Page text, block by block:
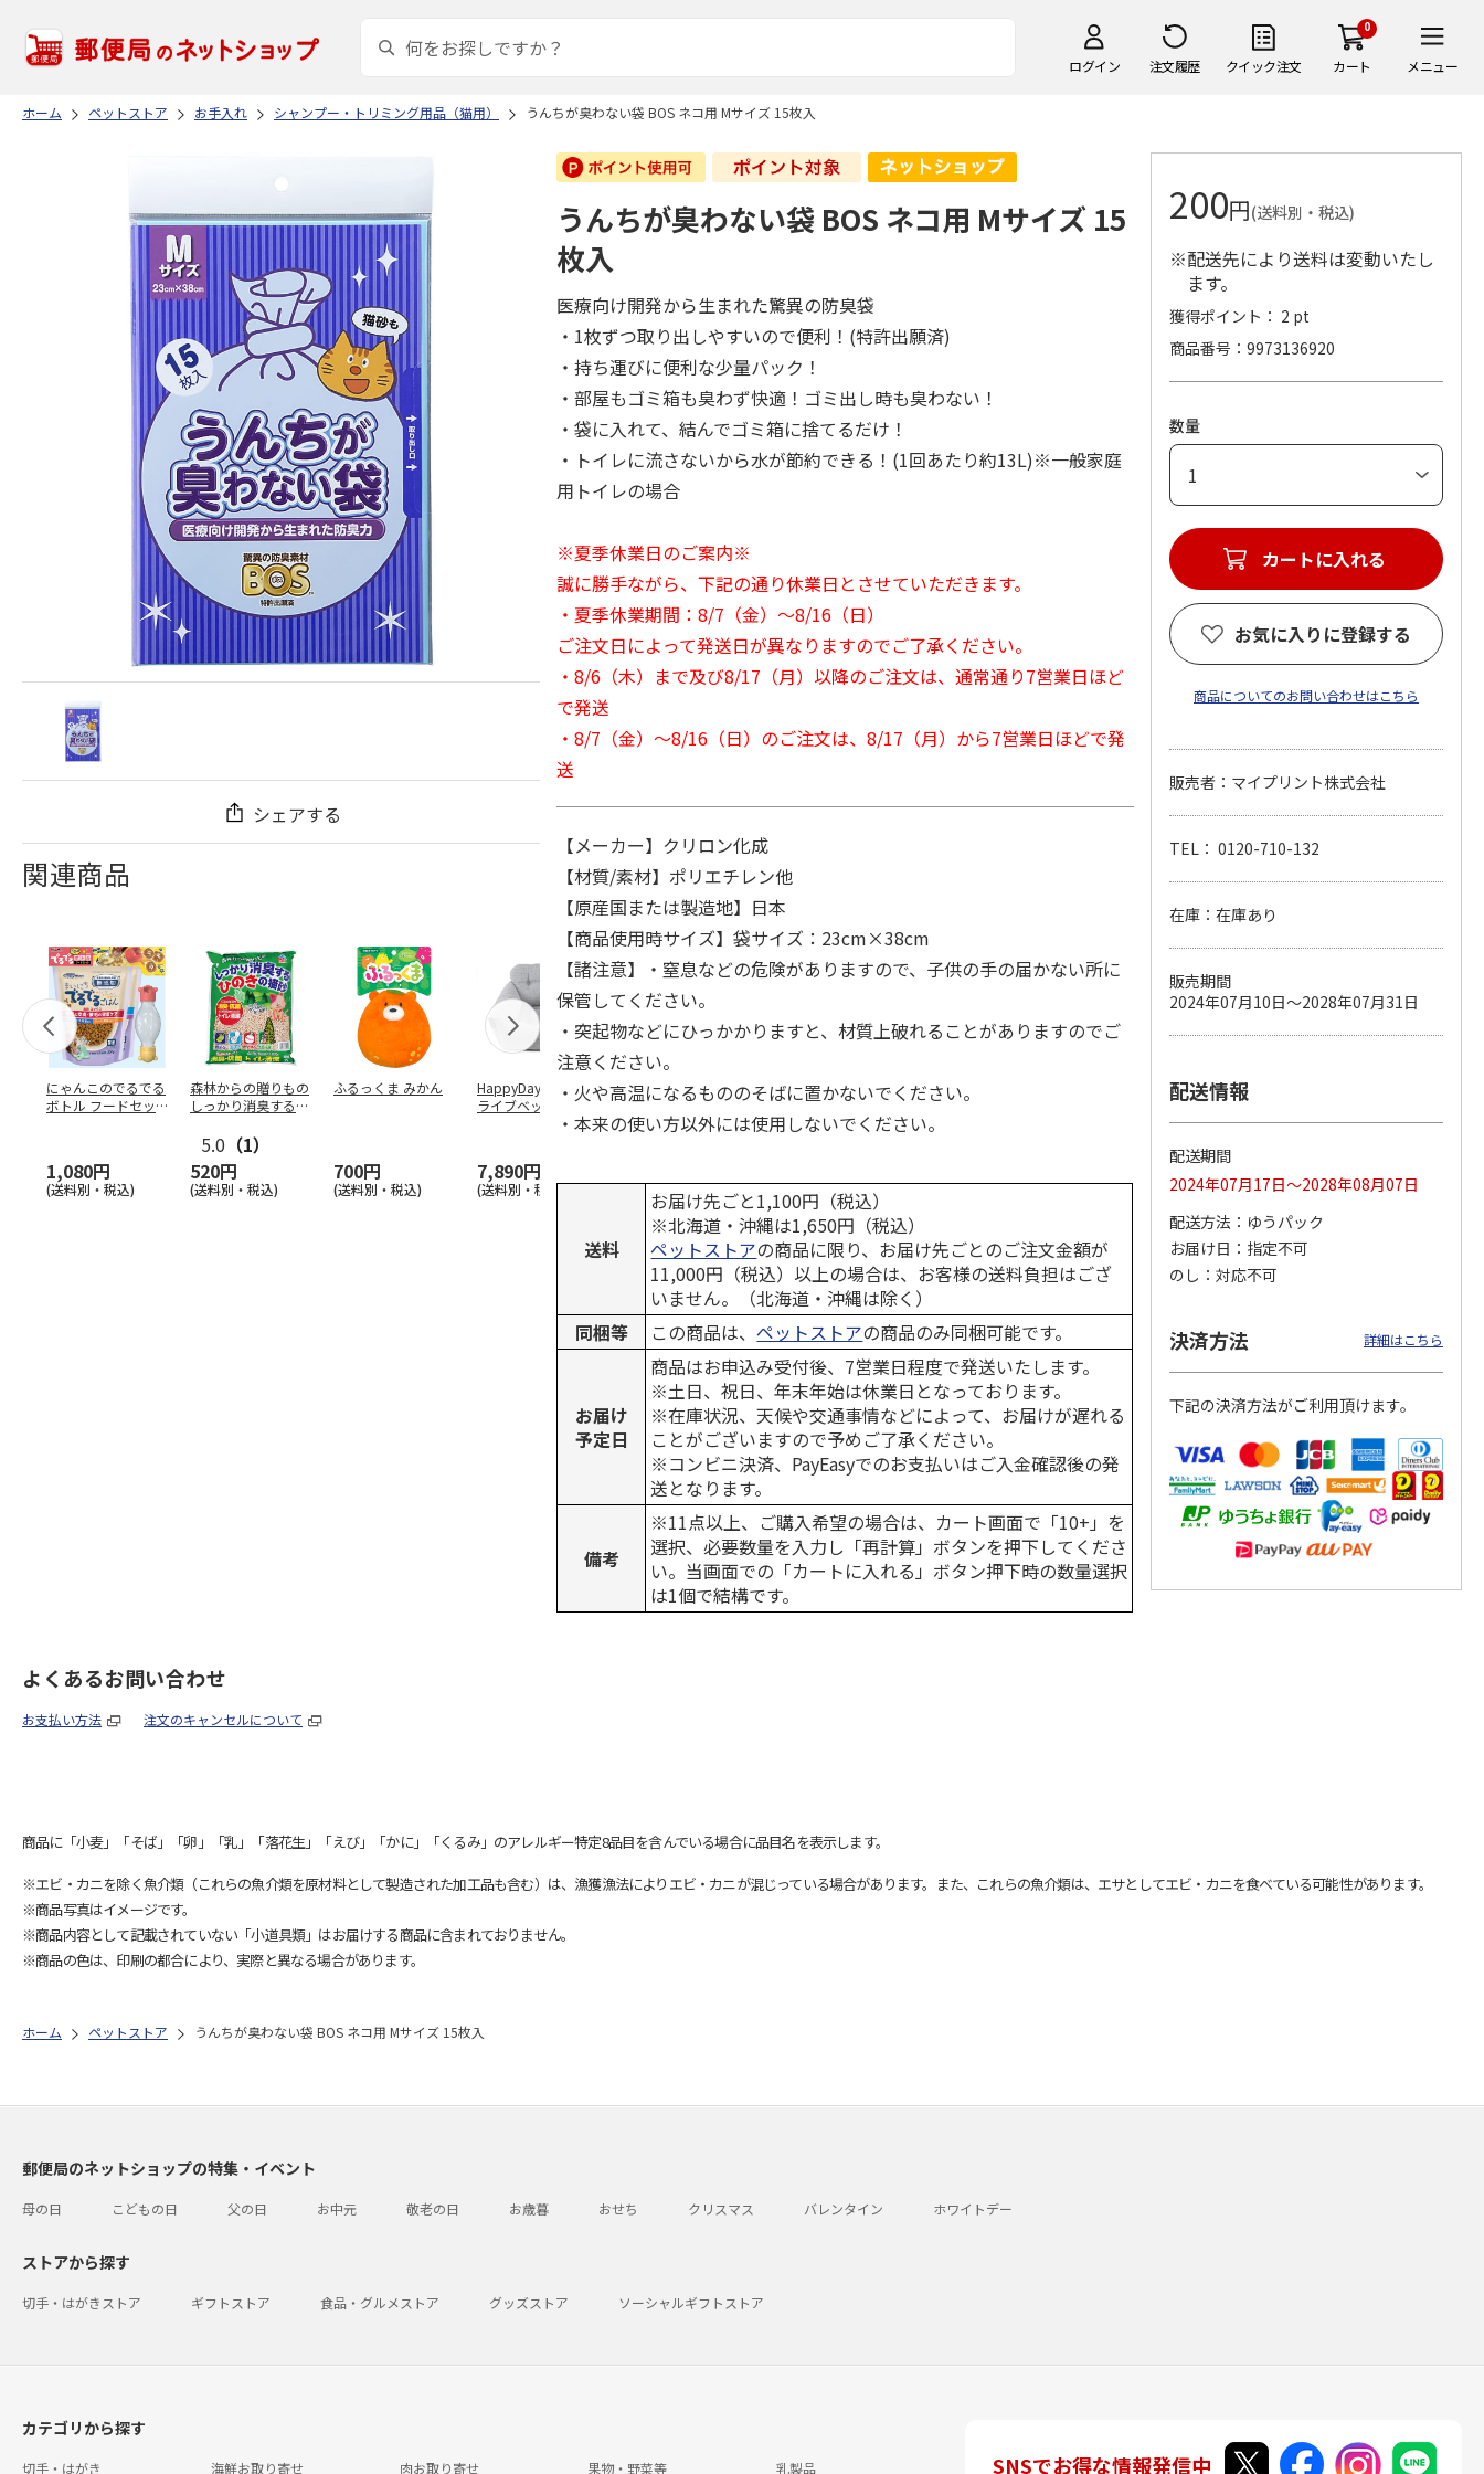
ログイン 注文履歴 クイック注文
0
カート メニュー
ホーム ペットストア お手入れ シャンプー・トリミング用品（猫用） うんちが臭わない袋 BOS ネコ用 Mサイズ 15枚入
シェアする
関連商品
にゃんこのでるでる
ボトル フードセッ
1,080円
(送料別・税込)
森林からの贈りもの
しっかり消臭するひ
5.0 （1）
520円
(送料別・税込)
ふるっくま みかん
700円
(送料別・税込)
HappyDays 2wayド
ライブベッド グレ
7,890円
(送料別・税込)
獣医師開発 ニオイ
をとる砂専用 猫ト
イレ ナチュラルグ
(送料別・税込)
デオトイレ 飛び散
らない消臭・抗菌サ
ンド 4L
(送料別・税込)
無添加良品 カムカ
ムデンタルコーン
ぐるぐるボーン型 S
(送料別・税込) (送料別・税込)
ペット線香 虹のか
なた フルーティフ
ローラルの香り
590円
(送料別・税込)
えBOX とりささ…
380円
(送料別・税込)
うんちが臭わない袋 BOS ネコ用 Mサイズ 15
枚入
医療向け開発から生まれた驚異の防臭袋
・1枚ずつ取り出しやすいので便利！(特許出願済)
・持ち運びに便利な少量パック！
・部屋もゴミ箱も臭わず快適！ゴミ出し時も臭わない！
・袋に入れて、結んでゴミ箱に捨てるだけ！
・トイレに流さないから水が節約できる！(1回あたり約13L)※一般家庭
用トイレの場合
※夏季休業日のご案内※
誠に勝手ながら、下記の通り休業日とさせていただきます。
・夏季休業期間：8/7（金）～8/16（日）
ご注文日によって発送日が異なりますのでご了承ください。
・8/6（木）まで及び8/17（月）以降のご注文は、通常通り7営業日ほど
で発送
・8/7（金）～8/16（日）のご注文は、8/17（月）から7営業日ほどで発
送
【メーカー】クリロン化成
【材質/素材】ポリエチレン他
【原産国または製造地】日本
【商品使用時サイズ】袋サイズ：23cm×38cm
【諸注意】・窒息などの危険がありますので、子供の手の届かない所に
保管してください。
・突起物などにひっかかりますと、材質上破れることがありますのでご
注意ください。
・火や高温になるもののそばに置かないでください。
・本来の使い方以外には使用しないでください。
送料
お届け先ごと1,100円（税込）
※北海道・沖縄は1,650円（税込）
ペットストアの商品に限り、お届け先ごとのご注文金額が
11,000円（税込）以上の場合は、お客様の送料負担はござ
いません。（北海道・沖縄は除く）
同梱等
この商品は、ペットストアの商品のみ同梱可能です。
お届け
予定日
商品はお申込み受付後、7営業日程度で発送いたします。
※土日、祝日、年末年始は休業日となっております。
※在庫状況、天候や交通事情などによって、お届けが遅れる
ことがございますので予めご了承ください。
※コンビニ決済、PayEasyでのお支払いはご入金確認後の発
送となります。
備考
※11点以上、ご購入希望の場合は、カート画面で「10+」を
選択、必要数量を入力し「再計算」ボタンを押下してくださ
い。当画面での「カートに入れる」ボタン押下時の数量選択
は1個で結構です。
200円(送料別・税込)
※配送先により送料は変動いたし
ます。
獲得ポイント： 2 pt
商品番号
9973136920
数量
カートに入れる
お気に入りに登録する
商品についてのお問い合わせはこちら
販売者：マイプリント株式会社
TEL： 0120-710-132
在庫：在庫あり
販売期間
2024年07月10日～2028年07月31日
配送情報
配送期間
2024年07月17日～2028年08月07日
配送方法
ゆうパック
お届け日
指定不可
のし
対応不可
決済方法 詳細はこちら
下記の決済方法がご利用頂けます。
よくあるお問い合わせ
お支払い方法 注文のキャンセルについて
商品に「小麦」「そば」「卵」「乳」「落花生」「えび」「かに」「くるみ」のアレルギー特定8品目を含んでいる場合に品目名を表示します。
※エビ・カニを除く魚介類（これらの魚介類を原材料として製造された加工品も含む）は、漁獲漁法によりエビ・カニが混じっている場合があります。また、これらの魚介類は、エサとしてエビ・カニを食べている可能性があります。
※商品写真はイメージです。
※商品内容として記載されていない「小道具類」はお届けする商品に含まれておりません。
※商品の色は、印刷の都合により、実際と異なる場合があります。
ホーム ペットストア うんちが臭わない袋 BOS ネコ用 Mサイズ 15枚入
郵便局のネットショップの特集・イベント
母の日 こどもの日 父の日 お中元 敬老の日 お歳暮 おせち クリスマス バレンタイン ホワイトデー
ストアから探す
切手・はがきストア ギフトストア 食品・グルメストア グッズストア ソーシャルギフトストア
カテゴリから探す
切手・はがき 海鮮お取り寄せ 肉お取り寄せ 果物・野菜等 乳製品 SNSでお得な情報発信中